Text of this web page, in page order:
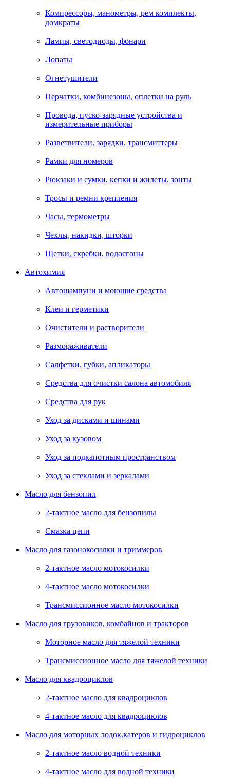
Компрессоры, манометры, рем комплекты,
домкраты
Лампы, светодиоды, фонари
Лопаты
Огнетушители
Перчатки, комбинезоны, оплетки на руль
Провода, пуско-зарядные устройства и
измерительные приборы
Разветвители, зарядки, трансмиттеры
Рамки для номеров
Рюкзаки и сумки, кепки и жилеты, зонты
Тросы и ремни крепления
Часы, термометры
Чехлы, накидки, шторки
Щетки, скребки, водосгоны
Автохимия
Автошампуни и моющие средства
Клеи и герметики
Очистители и растворители
Размораживатели
Салфетки, губки, апликаторы
Средства для очистки салона автомобиля
Средства для рук
Уход за дисками и шинами
Уход за кузовом
Уход за подкапотным пространством
Уход за стеклами и зеркалами
Масло для бензопил
2-тактное масло для бензопилы
Cмазка цепи
Масло для газонокосилки и триммеров
2-тактное масло мотокосилки
4-тактное масло мотокосилки
Трансмиссионное масло мотокосилки
Масло для грузовиков, комбайнов и тракторов
Моторное масло для тяжелой техники
Трансмиссионное масло для тяжелой техники
Масло для квадроциклов
2-тактное масло для квадроциклов
4-тактное масло для квадроциклов
Масло для моторных лодок,катеров и гидроциклов
2-тактное масло водной техники
4-тактное масло для водной техники